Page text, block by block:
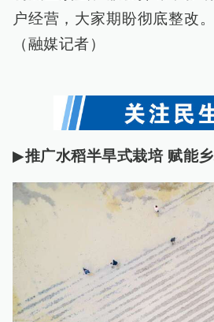
户经营，大家期盼彻底整改
（融媒记者）
▶推广水稻半旱式栽培 赋能